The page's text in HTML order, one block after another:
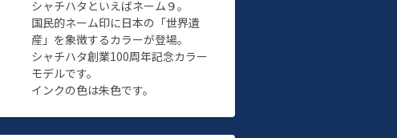
シャチハタといえばネーム９。
国民的ネーム印に日本の「世界遺
産」を象徴するカラーが登場。
シャチハタ創業100周年記念カラー
モデルです。
インクの色は朱色です。